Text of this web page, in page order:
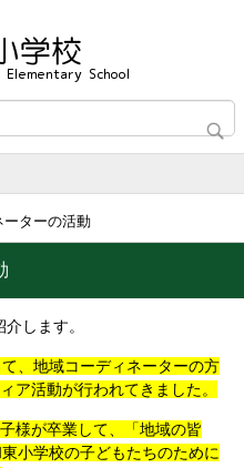
ーターの活動
します。
、地域コーディネーターの方
ア活動が行われてきました。
様が卒業して、「地域の皆
小学校の子どもたちのために